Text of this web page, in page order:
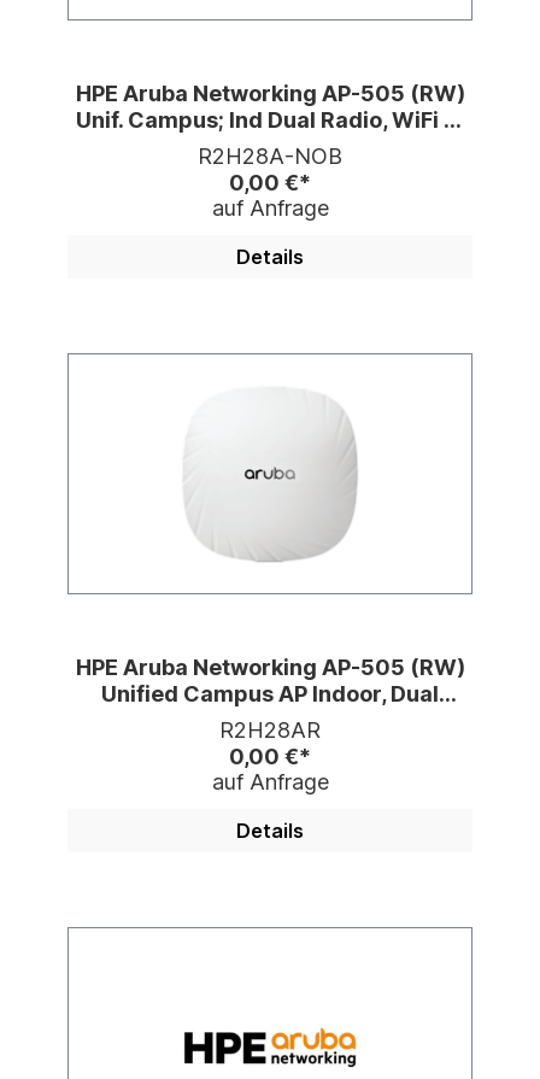
HPE Aruba Networking AP-505 (RW)
Unif. Campus; Ind Dual Radio, WiFi 6,
Int. Ant
R2H28A-NOB
0,00 €*
auf Anfrage
Details
HPE Aruba Networking AP-505 (RW)
Unified Campus AP Indoor, Dual
Radio, WiFi 6
R2H28AR
0,00 €*
auf Anfrage
Details